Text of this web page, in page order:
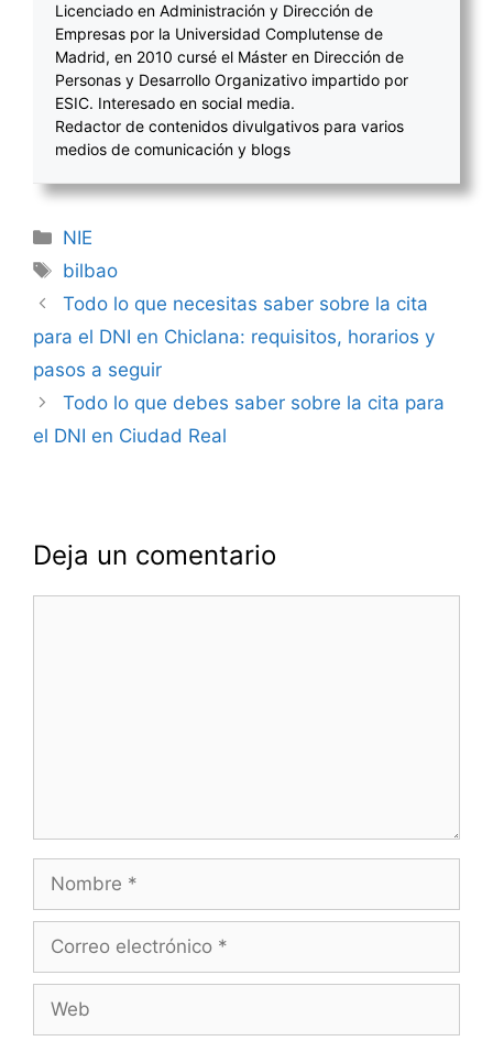
Licenciado en Administración y Dirección de
Empresas por la Universidad Complutense de
Madrid, en 2010 cursé el Máster en Dirección de
Personas y Desarrollo Organizativo impartido por
ESIC. Interesado en social media.
Redactor de contenidos divulgativos para varios
medios de comunicación y blogs
Categorías
NIE
Etiquetas
bilbao
Navegación
de
entradas
Todo lo que necesitas saber sobre la cita
para el DNI en Chiclana: requisitos, horarios y
pasos a seguir
Todo lo que debes saber sobre la cita para
el DNI en Ciudad Real
Deja un comentario
Nombre
Correo
Web